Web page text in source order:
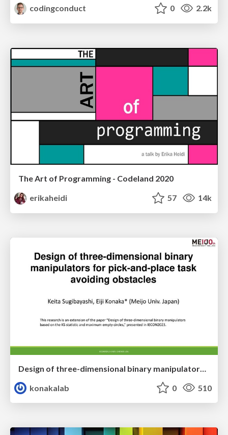
codingconduct 0 2.2k
The Art of Programming - Codeland 2020
erikaheidi
57 14k
konakalab
0 510